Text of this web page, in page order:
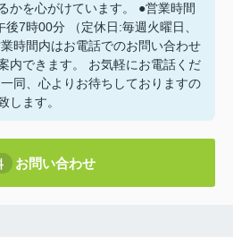
かを心がけています。 ●営業時間
7時00分 （定休日:毎週火曜日、
時間内はお電話でのお問い合わせ
内できます。 お気軽にお電話くだ
同、心よりお待ちしておりますの
します。
お問い合わせ